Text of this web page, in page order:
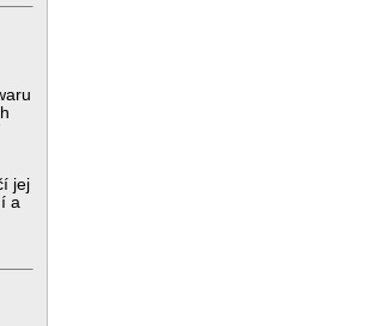
jej
a